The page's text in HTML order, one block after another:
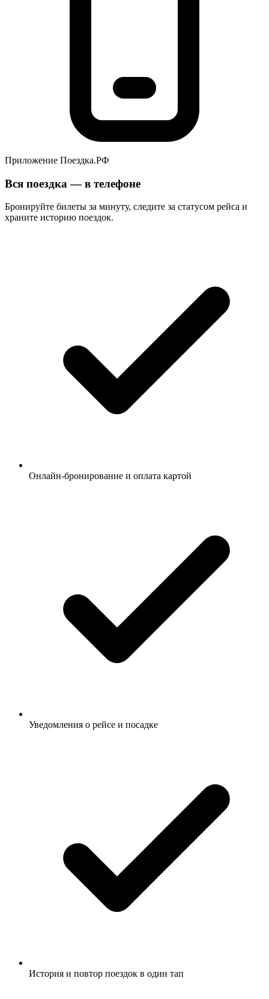
Приложение Поездка.РФ
Вся поездка — в телефоне
Бронируйте билеты за минуту, следите за статусом рейса и
храните историю поездок.
Онлайн-бронирование и оплата картой
Уведомления о рейсе и посадке
История и повтор поездок в один тап